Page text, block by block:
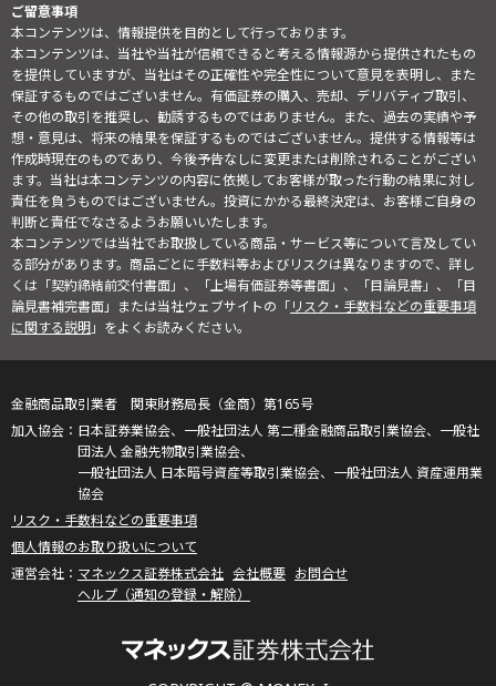
ご留意事項
本コンテンツは、情報提供を目的として行っております。
本コンテンツは、当社や当社が信頼できると考える情報源から提供されたもの
を提供していますが、当社はその正確性や完全性について意見を表明し、また
保証するものではございません。有価証券の購入、売却、デリバティブ取引、
その他の取引を推奨し、勧誘するものではありません。また、過去の実績や予
想・意見は、将来の結果を保証するものではございません。提供する情報等は
作成時現在のものであり、今後予告なしに変更または削除されることがござい
ます。当社は本コンテンツの内容に依拠してお客様が取った行動の結果に対し
責任を負うものではございません。投資にかかる最終決定は、お客様ご自身の
判断と責任でなさるようお願いいたします。
本コンテンツでは当社でお取扱している商品・サービス等について言及してい
る部分があります。商品ごとに手数料等およびリスクは異なりますので、詳し
くは「契約締結前交付書面」、「上場有価証券等書面」、「目論見書」、「目
論見書補完書面」または当社ウェブサイトの「リスク・手数料などの重要事項
に関する説明」をよくお読みください。
金融商品取引業者 関東財務局長（金商）第165号
日本証券業協会、一般社団法人 第二種金融商品取引業協会、一般社
団法人 金融先物取引業協会、
一般社団法人 日本暗号資産等取引業協会、一般社団法人 資産運用業
協会
リスク・手数料などの重要事項
個人情報のお取り扱いについて
マネックス証券株式会社 会社概要 お問合せ
ヘルプ（通知の登録・解除）